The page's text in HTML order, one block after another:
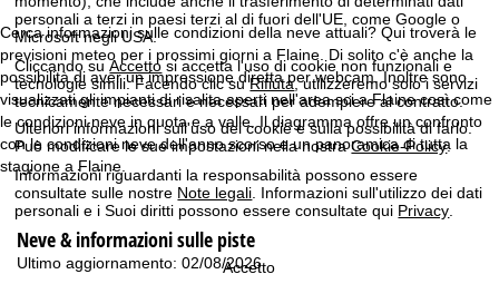
personali a terzi in paesi terzi al di fuori dell'UE, come Google o
Microsoft negli USA.
Cliccando suAccettosi accetta l'uso di cookie non funzionali e
tecnologie simili. Facendo clic suRifiuta, utilizzeremo solo i servizi
tecnicamente necessari e necessari per adempiere al contratto.
Ulteriori informazioni sull'uso dei cookie e sulla possibilità di farlo.
Può modificare le sue impostazioni nella nostraCookie-Policy.
Informazioni riguardanti la responsabilità possono essere
consultate sulle nostre Note legali. Informazioni sull'utilizzo dei dati
personali e i Suoi diritti possono essere consultate qui Privacy.
Accetto
m
e
p
a
g
e
Cerca informazioni sulle condizioni della neve attuali? Qui troverà le
previsioni meteo per i prossimi giorni a Flaine. Di solito c'è anche la
possibilità di aver un impressione diretta per webcam. Inoltre sono
visualizzati gli impianti di risalita aperti nell'area sci a Flaine così come
le condizioni neve in quota e a valle. Il diagramma offre un confronto
con le condizioni neve dell'anno scorso e un panoramica di tutta la
stagione a Flaine.
Neve & informazioni sulle piste
Ultimo aggiornamento: 02/08/2026